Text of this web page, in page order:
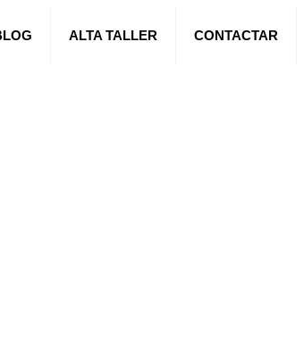
ALTA TALLER CONTACTAR